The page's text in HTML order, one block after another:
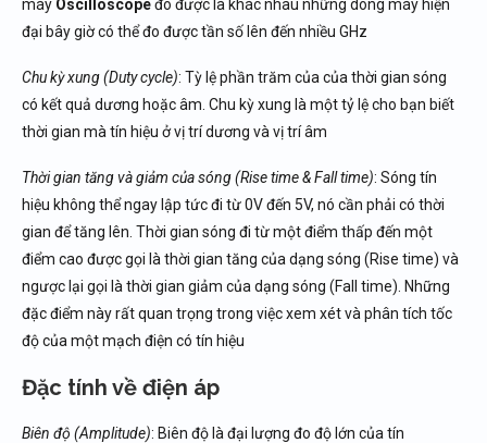
máy Oscilloscopeđo được là khác nhau những dòng máy hiện
đại bây giờ có thể đo được tần số lên đến nhiều GHz
Chu kỳ xung (Duty cycle): Tỳ lệ phần trăm của của thời gian sóng
có kết quả dương hoặc âm. Chu kỳ xung là một tỷ lệ cho bạn biết
thời gian mà tín hiệu ở vị trí dương và vị trí âm
Thời gian tăng và giảm của sóng (Rise time & Fall time): Sóng tín
hiệu không thể ngay lập tức đi từ 0V đến 5V, nó cần phải có thời
gian để tăng lên. Thời gian sóng đi từ một điểm thấp đến một
điểm cao được gọi là thời gian tăng của dạng sóng (Rise time) và
ngược lại gọi là thời gian giảm của dạng sóng (Fall time). Những
đặc điểm này rất quan trọng trong việc xem xét và phân tích tốc
độ của một mạch điện có tín hiệu
Đặc tính về điện áp
Biên độ (Amplitude): Biên độ là đại lượng đo độ lớn của tín